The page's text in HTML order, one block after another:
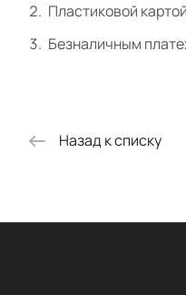
Пластиковой
Безналичным
Назад к списку